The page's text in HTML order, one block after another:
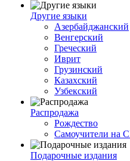
Другие языки
Азербайджанский
Венгерский
Греческий
Иврит
Грузинский
Казахский
Узбекский
Распродажа
Рождество
Самоучители на
Подарочные издания